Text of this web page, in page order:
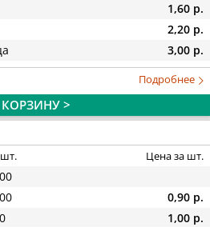
1,60 р.
2,20 р.
3,00 р.
Подробнее
КОРЗИНУ >
Цена за шт.
0,90 р.
1,00 р.